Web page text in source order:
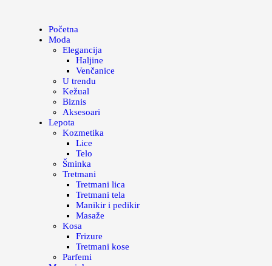
Početna
Moda
Elegancija
Haljine
Venčanice
U trendu
Kežual
Biznis
Aksesoari
Lepota
Kozmetika
Lice
Telo
Šminka
Tretmani
Tretmani lica
Tretmani tela
Manikir i pedikir
Masaže
Kosa
Frizure
Tretmani kose
Parfemi
Kuhinja
Magazin